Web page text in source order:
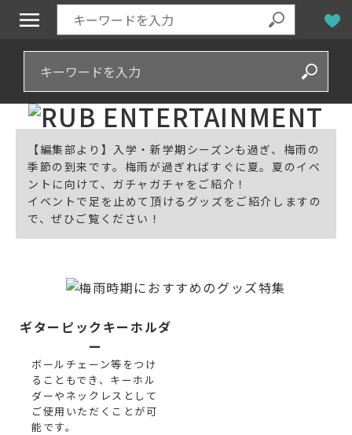
【編集部より】入学・新学期シーズンも過ぎ、梅雨の
季節の到来です。梅雨が過ぎればすぐに夏。夏のイベ
ントに向けて、ガチャガチャをご紹介！
イベントで足を止めて頂けるグッズをご紹介しますの
で、ぜひご覧ください！
ギターピックキーホルダ
ー
ボールチェーン等をつけ
ることもでき、キーホル
ダーやネックレスとして
ご使用いただくことが可
能です。